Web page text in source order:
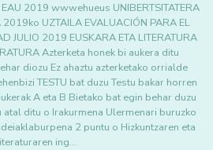
2019 wwwehueus UNIBERTSITATERA
UZTAILA EVALUACIÓN PARA EL
JULIO 2019 EUSKARA ETA LITERATURA
Azterketa honek bi aukera ditu
diozu Ez ahaztu azterketako orrialde
TESTU bat duzu Testu bakar horren
A eta B Bietako bat egin behar duzu
ditu o Irakurmena Ulermenari buruzko
2 puntu o Hizkuntzaren eta
ing…